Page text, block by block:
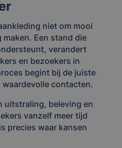
niet om mooi
Een stand die
verandert
en bezoekers in
begint bij de juiste
contacten.
uitstraling, beleving en
vanzelf meer tijd
precies waar kansen